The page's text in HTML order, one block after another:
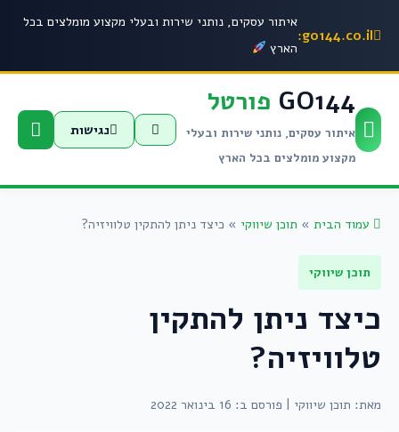
go144.co.il:
איתור עסקים, נותני שירות ובעלי מקצוע מומלצים בכל
הארץ
GO144 פורטל
איתור עסקים, נותני שירות ובעלי
מקצוע מומלצים בכל הארץ
נגישות
עמוד הבית » תוכן שיווקי » כיצד ניתן להתקין טלוויזיה?
תוכן שיווקי
כיצד ניתן להתקין
טלוויזיה?
מאת: תוכן שיווקי פורסם ב: 16 בינואר 2022